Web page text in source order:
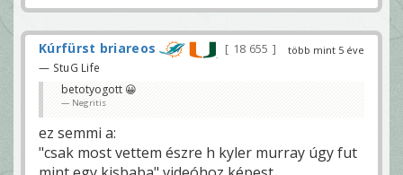
több mint 5 éve
Kúrfürst briareos 18 655
— StuG Life
betotyogott 😀
Negritis
ez semmi a:
"csak most vettem észre h kyler murray úgy fut